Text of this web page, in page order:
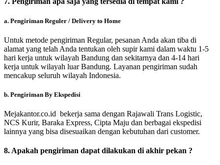
a. Pengiriman Reguler / Delivery to Home
Untuk metode pengiriman Regular, pesanan Anda akan tiba di
alamat yang telah Anda tentukan oleh supir kami dalam waktu 1-5
hari kerja untuk wilayah Bandung dan sekitarnya dan 4-14 hari
kerja untuk wilayah luar Bandung. Layanan pengiriman sudah
mencakup seluruh wilayah Indonesia.
b. Pengiriman By Ekspedisi
Mejakantor.co.id bekerja sama dengan Rajawali Trans Logistic,
NCS Kurir, Baraka Express, Cipta Maju dan berbagai ekspedisi
lainnya yang bisa disesuaikan dengan kebutuhan dari customer.
8. Apakah pengiriman dapat dilakukan di akhir pekan ?